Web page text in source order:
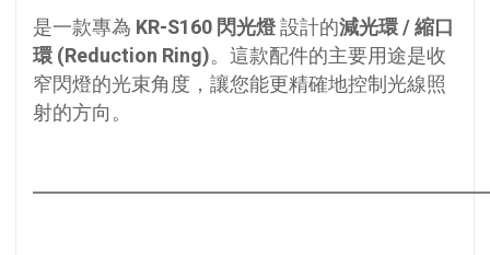
是一款專為 KR-S160 閃光燈設計的減光環 / 縮口
環(Reduction Ring)。這款配件的主要用途是收
窄閃燈的光束角度，讓您能更精確地控制光線照
射的方向。